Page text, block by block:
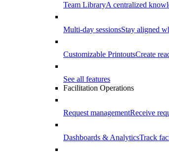
Team LibraryA centralized
Multi-day sessionsStay aligned
Customizable PrintoutsCreate
See all features
Facilitation Operations
Request managementReceive
Dashboards & AnalyticsTrack